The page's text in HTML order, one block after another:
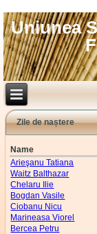
Uniunea
Zile de naștere
Name
Arieşanu Tatiana
Waitz Balthazar
Chelaru Ilie
Bogdan Vasile
Ciobanu Nicu
Marineasa Viorel
Bercea Petru